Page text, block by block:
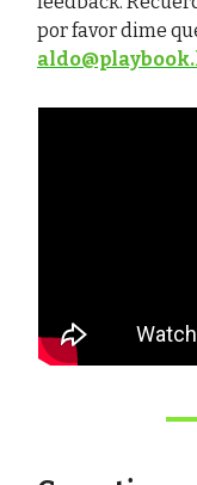
por favor dime